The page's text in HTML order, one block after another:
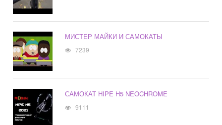
МИСТЕР МАЙКИ И САМОКАТЫ
7239
САМОКАТ HIPE H5 NEOCHROME
9111